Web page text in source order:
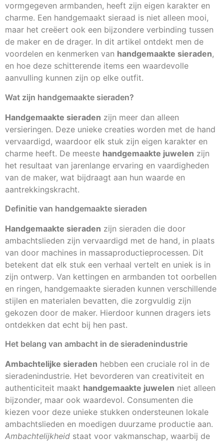
vormgegeven armbanden, heeft zijn eigen karakter en
charme. Een handgemaakt sieraad is niet alleen mooi,
maar het creëert ook een bijzondere verbinding tussen
de maker en de drager. In dit artikel ontdekt men de
voordelen en kenmerken van handgemaakte sieraden,
en hoe deze schitterende items een waardevolle
aanvulling kunnen zijn op elke outfit.
Wat zijn handgemaakte sieraden?
Handgemaakte sieraden zijn meer dan alleen
versieringen. Deze unieke creaties worden met de hand
vervaardigd, waardoor elk stuk zijn eigen karakter en
charme heeft. De meeste handgemaakte juwelen zijn
het resultaat van jarenlange ervaring en vaardigheden
van de maker, wat bijdraagt aan hun waarde en
aantrekkingskracht.
Definitie van handgemaakte sieraden
Handgemaakte sieraden zijn sieraden die door
ambachtslieden zijn vervaardigd met de hand, in plaats
van door machines in massaproductieprocessen. Dit
betekent dat elk stuk een verhaal vertelt en uniek is in
zijn ontwerp. Van kettingen en armbanden tot oorbellen
en ringen, handgemaakte sieraden kunnen verschillende
stijlen en materialen bevatten, die zorgvuldig zijn
gekozen door de maker. Hierdoor kunnen dragers iets
ontdekken dat echt bij hen past.
Het belang van ambacht in de sieradenindustrie
Ambachtelijke sieraden hebben een cruciale rol in de
sieradenindustrie. Het bevorderen van creativiteit en
authenticiteit maakt handgemaakte juwelen niet alleen
bijzonder, maar ook waardevol. Consumenten die
kiezen voor deze unieke stukken ondersteunen lokale
ambachtslieden en moedigen duurzame productie aan.
Ambachtelijkheid staat voor vakmanschap, waarbij de